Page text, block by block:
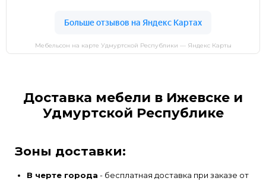
Мебельсон на карте Удмуртской Республики — Яндекс Карты
Доставка мебели в Ижевске и
Удмуртской Республике
Зоны доставки:
В черте города - бесплатная доставка при заказе от